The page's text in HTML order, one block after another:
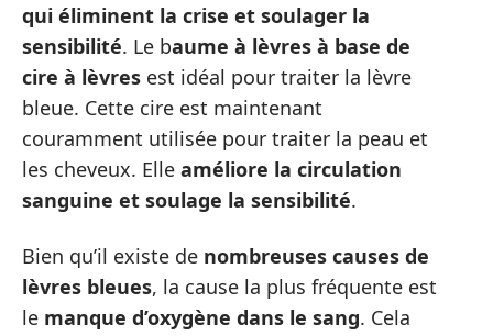
qui éliminent la crise et soulager la
sensibilité. Le baume à lèvres à base de
cire à lèvres est idéal pour traiter la lèvre
bleue. Cette cire est maintenant
couramment utilisée pour traiter la peau et
les cheveux. Elle améliore la circulation
sanguine et soulage la sensibilité.
Bien qu’il existe de nombreuses causes de
lèvres bleues, la cause la plus fréquente est
le manque d’oxygène dans le sang. Cela